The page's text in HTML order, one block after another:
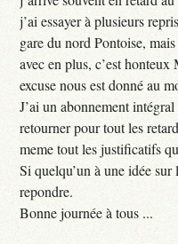
j’ai essayer à plusieurs
gare du nord Pontoise,
avec en plus, c’est
excuse nous est donné au
J’ai un abonnement
retourner pour tout les
meme tout les justificatifs
Si quelqu’un à une idée sur
repondre.
Bonne journée à tous ...